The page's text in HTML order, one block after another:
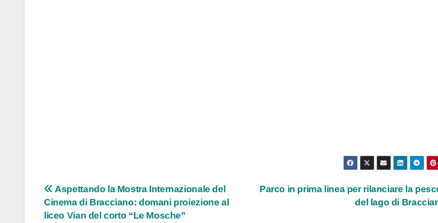
Navigazione
articoli
Parco in prima linea per rilanciare la
del lago di
Aspettando la Mostra Internazionale del
Cinema di Bracciano: domani proiezione al
liceo Vian del corto “Le Mosche”